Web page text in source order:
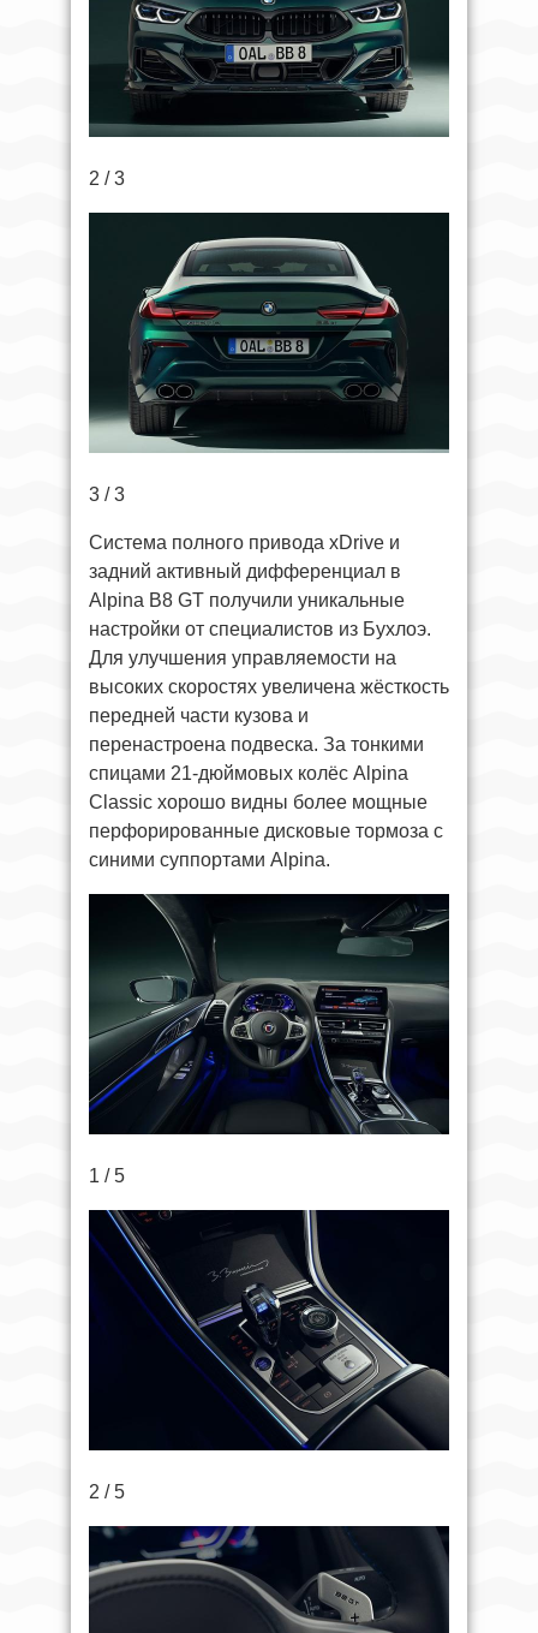
2 / 3
3 / 3
Система полного привода xDrive и
задний активный дифференциал в
Alpina B8 GT получили уникальные
настройки от специалистов из Бухлоэ.
Для улучшения управляемости на
высоких скоростях увеличена жёсткость
передней части кузова и
перенастроена подвеска. За тонкими
спицами 21-дюймовых колёс Alpina
Classic хорошо видны более мощные
перфорированные дисковые тормоза с
синими суппортами Alpina.
1 / 5
2 / 5